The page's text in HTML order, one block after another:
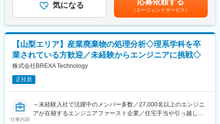
り、技術者としての価値をどんどん高めていただくことを叶えら
れます。
変更の範囲：会社の定める業務
・データ確認・報告書作成
■保有案件の属性：
化学エンジニアとして幅広い場面でご活躍の想定や、個々人の希
望やスキル経験に合わせて、自動車メーカーや製薬メーカー、半
導体関連、大学研究機関など様々なご準備があります。
・化学系（有機、無機、高分子、材料、錯体、触媒、天然物、電
気など）
躍の場があります。
額)は固定手当を含めた表記です。
気になる 応募依頼する
（エージェントサービス）
【山梨エリア】産業廃棄物の処理分析◇理系学科を卒
業されている方歓迎／未経験からエンジニアに挑戦◇
株式会社BREXA Technology
正社員
仕事内容
～未経験入社で活躍中のメンバー多数／27,000名以上のエンジニ
アが在籍するエンジニアファースト企業／住宅手当や引っ越し費